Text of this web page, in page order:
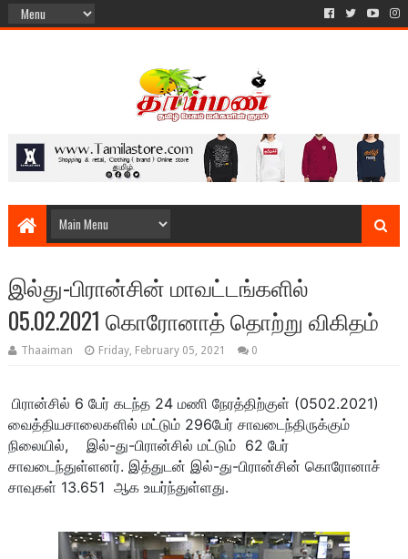
இல்து-பிரான்சின் மாவட்டங்களில்
05.02.2021 கொரோனாத் தொற்று விகிதம்
Thaaiman Friday, February 05, 2021 0
பிரான்சில் 6 பேர் கடந்த 24 மணி நேரத்திற்குள் (0502.2021)
வைத்தியசாலைகளில் மட்டும் 296பேர் சாவடைந்திருக்கும்
நிலையில், இல்-து-பிரான்சில் மட்டும் 62 பேர்
சாவடைந்துள்ளனர். இத்துடன் இல்-து-பிரான்சின் கொரோனாச்
சாவுகள் 13.651 ஆக உயர்ந்துள்ளது.